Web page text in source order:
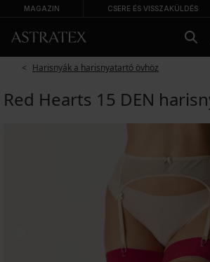
MAGAZIN CSERE ÉS VISSZAKÜLDÉS
Harisnyák a harisnyatartó övhöz
Red Hearts 15 DEN